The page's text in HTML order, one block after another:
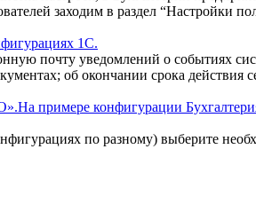
заходим в раздел “Настройки
1С.
почту уведомлений о событиях
об окончании срока действия
примере конфигурации
по разному) выберите